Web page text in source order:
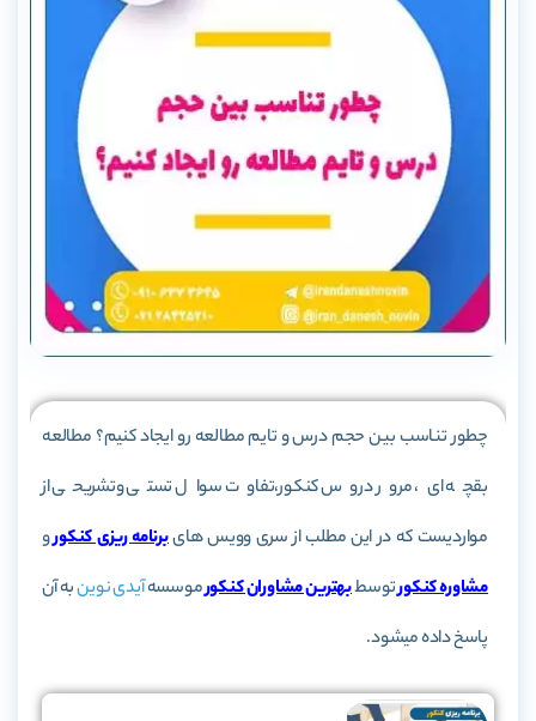
چطور تناسب بین حجم درس و تایم مطالعه رو ایجاد کنیم؟ مطالعه
بقچه ای، مرور دروس کنکور،تفاوت سوال تستی وتشریحی از
مواردیست که در این مطلب از سری وویس هایبرنامه ریزی کنکورو
مشاوره کنکورتوسطبهترین مشاوران کنکورموسسهآیدی نوینبه آن
پاسخ داده میشود.